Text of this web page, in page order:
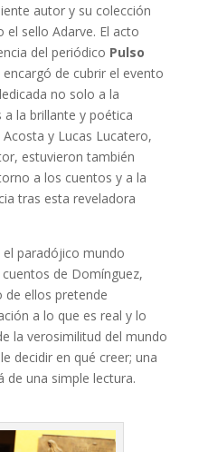
autor y su colección
el sello Adarve. El acto
del periódico Pulso
encargó de cubrir el evento
no solo a la
la brillante y poética
y Lucas Lucatero,
estuvieron también
a los cuentos y a la
tras esta reveladora
el paradójico mundo
de Domínguez,
de ellos pretende
a lo que es real y lo
la verosimilitud del mundo
decidir en qué creer; una
de una simple lectura.